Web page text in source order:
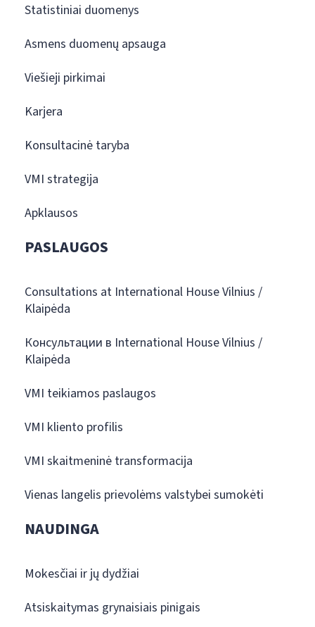
Statistiniai duomenys
Asmens duomenų apsauga
Viešieji pirkimai
Karjera
Konsultacinė taryba
VMI strategija
Apklausos
PASLAUGOS
Consultations at International House Vilnius /
Klaipėda
Консультации в International House Vilnius /
Klaipėda
VMI teikiamos paslaugos
VMI kliento profilis
VMI skaitmeninė transformacija
Vienas langelis prievolėms valstybei sumokėti
NAUDINGA
Mokesčiai ir jų dydžiai
Atsiskaitymas grynaisiais pinigais